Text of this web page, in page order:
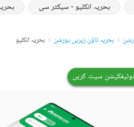
بحریہ انکلیو - سیکٹر سی
بحریہ ٹاؤن زیریں پورشن
بحریہ انکلیو
نوٹیفکیشن سیٹ کریں